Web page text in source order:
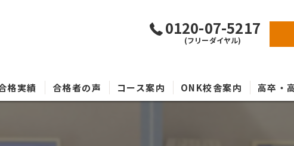
0120-07-5217
(フリーダイヤル)
格実績 合格者の声 コース案内 ONK校舎案内 高卒・